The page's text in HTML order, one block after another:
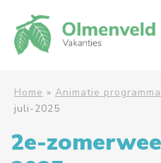
Home » Animatie programma
juli-2025
2e-